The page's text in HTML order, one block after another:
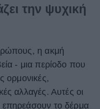
την ψυχική
η ακμή
- μια περίοδο που
ορμονικές,
αλλαγές. Αυτές οι
το δέρμα